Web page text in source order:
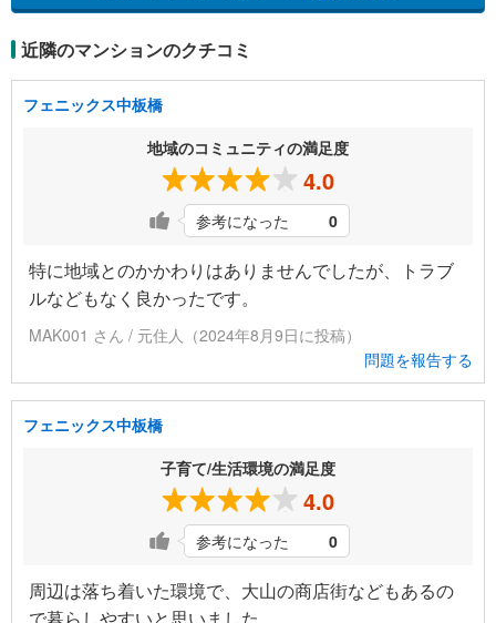
近隣のマンションのクチコミ
フェニックス中板橋
地域のコミュニティの満足度
4.0
参考になった 0
特に地域とのかかわりはありませんでしたが、トラブ
ルなどもなく良かったです。
MAK001 さん / 元住人（2024年8月9日に投稿）
問題を報告する
フェニックス中板橋
子育て/生活環境の満足度
4.0
参考になった 0
周辺は落ち着いた環境で、大山の商店街などもあるの